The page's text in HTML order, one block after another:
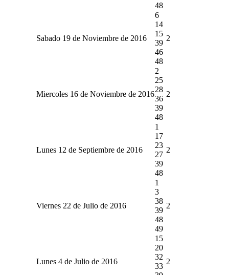
48
Sabado 19 de Noviembre de 2016
6
14
15
39
46
48
2
Miercoles 16 de Noviembre de 2016
2
25
28
36
39
48
2
Lunes 12 de Septiembre de 2016
1
17
23
27
39
48
2
Viernes 22 de Julio de 2016
1
3
38
39
48
49
2
Lunes 4 de Julio de 2016
15
20
32
33
2